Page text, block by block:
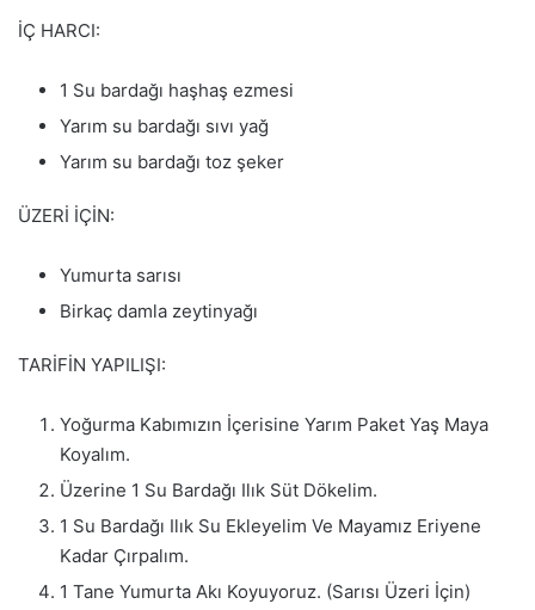
İÇ HARCI:
1 Su bardağı haşhaş ezmesi
Yarım su bardağı sıvı yağ
Yarım su bardağı toz şeker
ÜZERİ İÇİN:
Yumurta sarısı
Birkaç damla zeytinyağı
TARİFİN YAPILIŞI:
Yoğurma Kabımızın İçerisine Yarım Paket Yaş Maya
Koyalım.
Üzerine 1 Su Bardağı Ilık Süt Dökelim.
1 Su Bardağı Ilık Su Ekleyelim Ve Mayamız Eriyene
Kadar Çırpalım.
1 Tane Yumurta Akı Koyuyoruz. (Sarısı Üzeri İçin)